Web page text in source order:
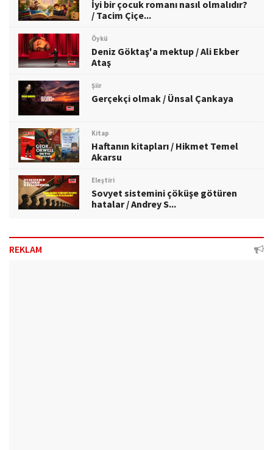
İyi bir çocuk romanı nasıl olmalıdır?
/ Tacim Çiçe...
Öykü
Deniz Göktaş'a mektup / Ali Ekber
Ataş
Şiir
Gerçekçi olmak / Ünsal Çankaya
Kitap
Haftanın kitapları / Hikmet Temel
Akarsu
Eleştiri
Sovyet sistemini çöküşe götüren
hatalar / Andrey S...
REKLAM